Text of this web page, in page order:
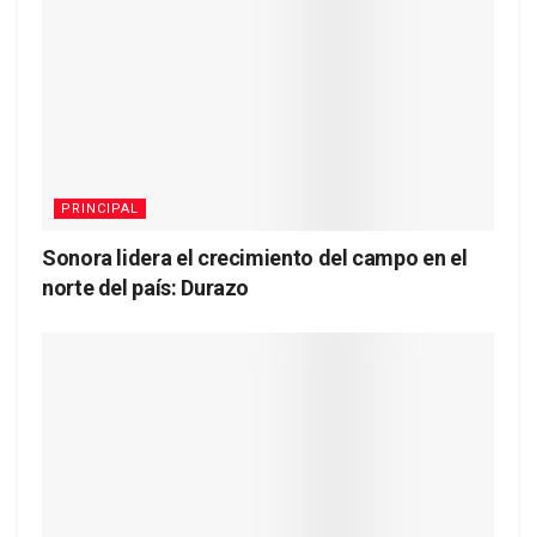
PRINCIPAL
Sonora lidera el crecimiento del campo en el
norte del país: Durazo